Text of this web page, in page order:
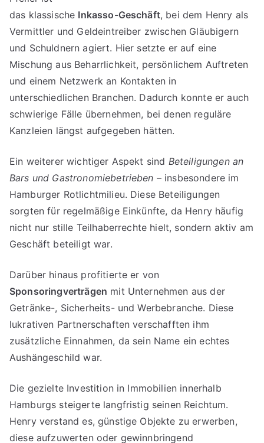
das klassische Inkasso-Geschäft, bei dem Henry als
Vermittler und Geldeintreiber zwischen Gläubigern
und Schuldnern agiert. Hier setzte er auf eine
Mischung aus Beharrlichkeit, persönlichem Auftreten
und einem Netzwerk an Kontakten in
unterschiedlichen Branchen. Dadurch konnte er auch
schwierige Fälle übernehmen, bei denen reguläre
Kanzleien längst aufgegeben hätten.
Ein weiterer wichtiger Aspekt sind Beteiligungen an
Bars und Gastronomiebetrieben – insbesondere im
Hamburger Rotlichtmilieu. Diese Beteiligungen
sorgten für regelmäßige Einkünfte, da Henry häufig
nicht nur stille Teilhaberrechte hielt, sondern aktiv am
Geschäft beteiligt war.
Darüber hinaus profitierte er von
Sponsoringverträgen mit Unternehmen aus der
Getränke-, Sicherheits- und Werbebranche. Diese
lukrativen Partnerschaften verschafften ihm
zusätzliche Einnahmen, da sein Name ein echtes
Aushängeschild war.
Die gezielte Investition in Immobilien innerhalb
Hamburgs steigerte langfristig seinen Reichtum.
Henry verstand es, günstige Objekte zu erwerben,
diese aufzuwerten oder gewinnbringend